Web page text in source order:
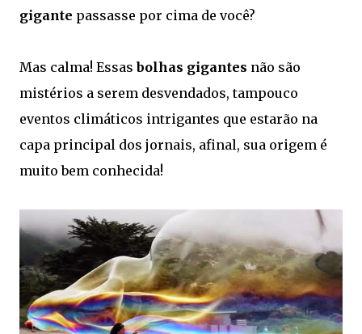
gigante passasse por cima de você?
Mas calma! Essasbolhas gigantes não são
mistérios a serem desvendados, tampouco
eventos climáticos intrigantes que estarão na
capa principal dos jornais, afinal, sua origem é
muito bem conhecida!